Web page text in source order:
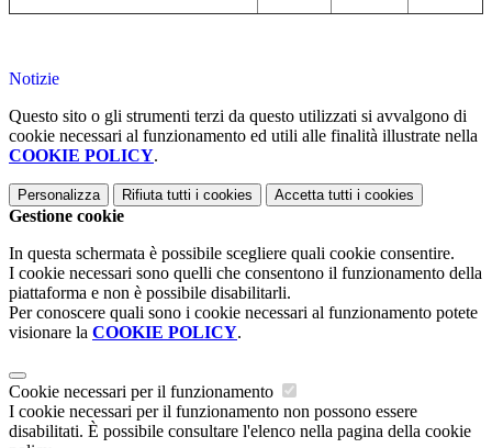
Notizie
Questo sito o gli strumenti terzi da questo utilizzati si avvalgono di
cookie necessari al funzionamento ed utili alle finalità illustrate nella
COOKIE POLICY.
Personalizza Rifiuta tutti i cookies Accetta tutti i cookies
Gestione cookie
In questa schermata è possibile scegliere quali cookie consentire.
I cookie necessari sono quelli che consentono il funzionamento della
piattaforma e non è possibile disabilitarli.
Per conoscere quali sono i cookie necessari al funzionamento potete
visionare la COOKIE POLICY.
Cookie necessari per il funzionamento
I cookie necessari per il funzionamento non possono essere
disabilitati. È possibile consultare l'elenco nella pagina della cookie